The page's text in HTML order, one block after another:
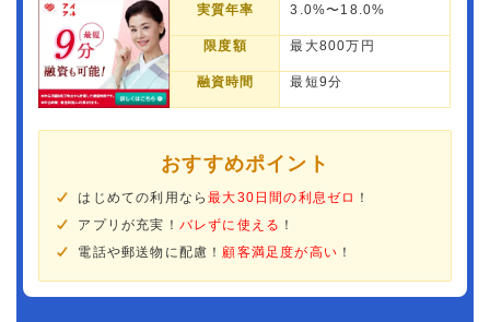
実質年率 3.0%〜18.0%
限度額 最大800万円
融資時間 最短9分
おすすめポイント
はじめての利用なら最大30日間の利息ゼロ ！
アプリが充実！ バレずに使える ！
電話や郵送物に配慮！ 顧客満足度が高い ！